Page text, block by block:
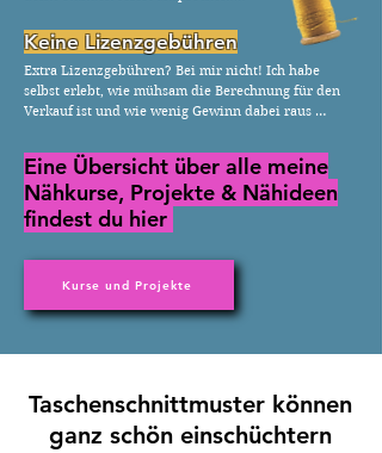
Keine Lizenzgebühren
Die Anleitungen werden immer ausgiebig getestet.
Extra Lizenzgebühren? Bei mir nicht! Ich habe
selbst erlebt, wie mühsam die Berechnung für den
Verkauf ist und wie wenig Gewinn dabei raus
bis zu 30 Taschen eines Schnittmusters im Jahr
kostenfrei verkaufen, ganz ohne weitere Kosten!
Eine Übersicht über alle meine
Nähkurse, Projekte & Nähideen
findest du hier
Kurse und Projekte
​Taschenschnittmuster können
ganz schön einschüchtern